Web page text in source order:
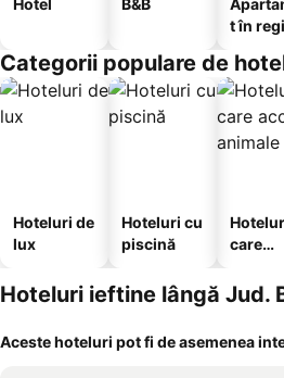
Hotel B&B
t în
Categorii populare de
Hoteluri de
lux
Hoteluri cu
piscină
care
Hoteluri ieftine lângă Jud.
Aceste hoteluri pot fi de asemenea